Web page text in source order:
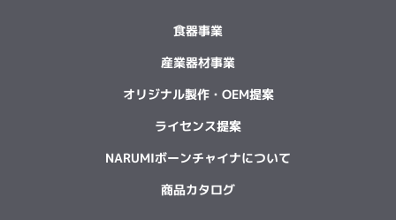
食器事業
産業器材事業
オリジナル製作・OEM提案
ライセンス提案
NARUMIボーンチャイナについて
商品カタログ